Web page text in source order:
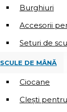
Burghiuri
Accesorii
Seturi de
SCULE DE MÂNĂ
Ciocane
Cleşti